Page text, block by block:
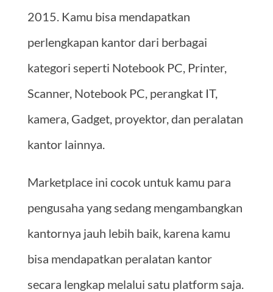
2015. Kamu bisa mendapatkan
perlengkapan kantor dari berbagai
kategori seperti Notebook PC, Printer,
Scanner, Notebook PC, perangkat IT,
kamera, Gadget, proyektor, dan peralatan
kantor lainnya.
Marketplace ini cocok untuk kamu para
pengusaha yang sedang mengambangkan
kantornya jauh lebih baik, karena kamu
bisa mendapatkan peralatan kantor
secara lengkap melalui satu platform saja.